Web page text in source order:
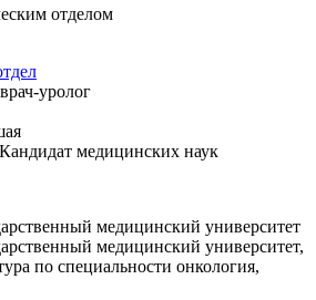
отделом
врач-уролог
Кандидат медицинских наук
медицинский университет
медицинский университет,
по специальности онкология,